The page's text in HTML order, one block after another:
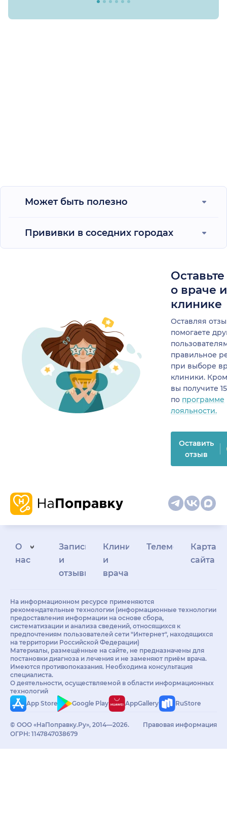
Может быть полезно
Прививки в соседних городах
о враче
клинике
Оставляя
помогаете
правильное
при выборе
клиники.
вы получите
по программе
лояльности.
Оставить
отзыв
О
нас
Запись
и
отзывы
Клиникам
и
врачам
Телемедицина
Карта
сайта
На информационном ресурсе применяются
рекомендательные технологии (информационные технологии
предоставления информации на основе сбора,
систематизации и анализа сведений, относящихся к
предпочтениям пользователей сети "Интернет", находящихся
на территории Российской Федерации)
Материалы, размещённые на сайте, не предназначены для
постановки диагноза и лечения и не заменяют приём врача.
Имеются противопоказания. Необходима консультация
специалиста.
О деятельности, осуществляемой в области информационных
технологий
App Store
Google Play AppGallery RuStore
© ООО «НаПоправку.Ру», 2014—2026.
ОГРН: 1147847038679
Правовая информация